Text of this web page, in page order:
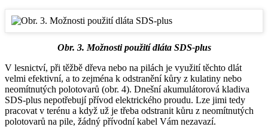
Obr. 3. Možnosti použití dláta SDS-plus
V lesnictví, při těžbě dřeva nebo na pilách je využití těchto dlát
velmi efektivní, a to zejména k odstranění kůry z kulatiny nebo
neomítnutých polotovarů (obr. 4). Dnešní akumulátorová kladiva
SDS-plus nepotřebují přívod elektrického proudu. Lze jimi tedy
pracovat v terénu a když už je třeba odstranit kůru z neomítnutých
polotovarů na pile, žádný přívodní kabel Vám nezavazí.